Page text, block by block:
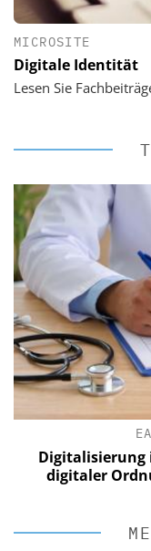
MICROSITE
Digitale Identität
Lesen Sie
Digitalisierung
digitaler